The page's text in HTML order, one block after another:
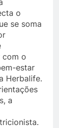
o
se soma
com o
estar
Herbalife.
a